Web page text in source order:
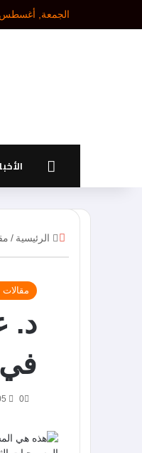
الجمعة, أغسطس 7 2026
الرئيسية
الرئيسية /
د.
0
إ